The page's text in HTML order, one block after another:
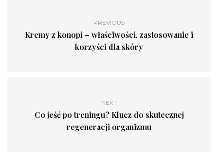
PREVIOUS
Kremy z konopi – właściwości, zastosowanie i
korzyści dla skóry
NEXT
Co jeść po treningu? Klucz do skutecznej
regeneracji organizmu